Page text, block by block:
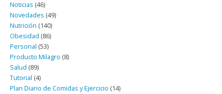
Noticias (46)
Novedades (49)
Nutrición (140)
Obesidad (86)
Personal (53)
Producto Milagro (8)
Salud (89)
Tutorial (4)
Plan Diario de Comidas y Ejercicio (14)